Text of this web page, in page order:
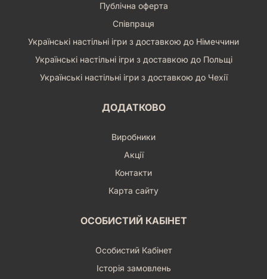
Публічна оферта
Співпраця
Українські настільні ігри з доставкою до Німеччини
Українські настільні ігри з доставкою до Польщі
Українські настільні ігри з доставкою до Чехії
ДОДАТКОВО
Виробники
Акції
Контакти
Карта сайту
ОСОБИСТИЙ КАБІНЕТ
Особистий Кабінет
Історія замовлень